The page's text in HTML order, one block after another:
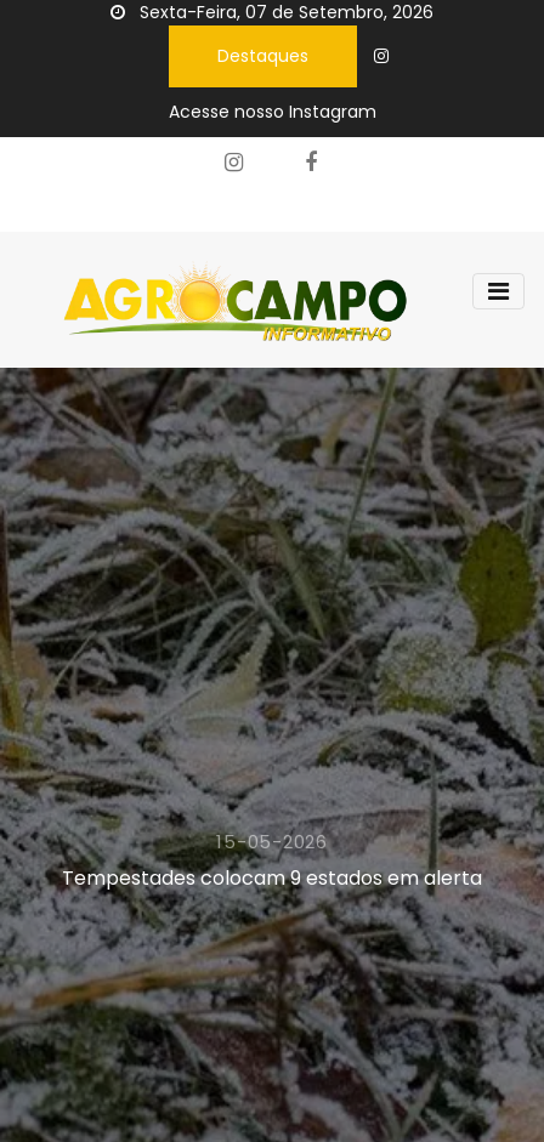
Sexta-Feira, 07 de Setembro, 2026
Destaques
Acesse nosso Instagram
15-05-2026
Tempestades colocam 9 estados em alerta